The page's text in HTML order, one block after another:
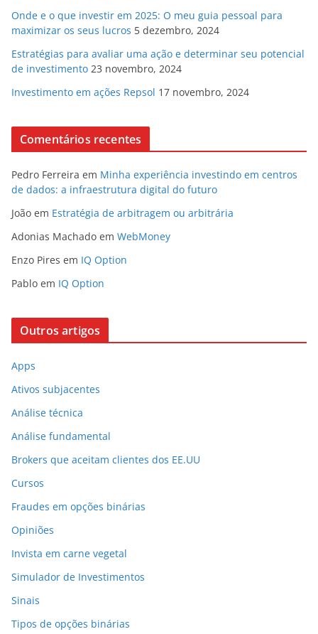
Onde e o que investir em 2025: O meu guia pessoal para
maximizar os seus lucros 5 dezembro, 2024
Estratégias para avaliar uma ação e determinar seu potencial
de investimento 23 novembro, 2024
Investimento em ações Repsol 17 novembro, 2024
Comentários recentes
Pedro Ferreira em Minha experiência investindo em centros
de dados: a infraestrutura digital do futuro
João em Estratégia de arbitragem ou arbitrária
Adonias Machado em WebMoney
Enzo Pires em IQ Option
Pablo em IQ Option
Outros artigos
Apps
Ativos subjacentes
Análise técnica
Análise fundamental
Brokers que aceitam clientes dos EE.UU
Cursos
Fraudes em opções binárias
Opiniões
Invista em carne vegetal
Simulador de Investimentos
Sinais
Tipos de opções binárias